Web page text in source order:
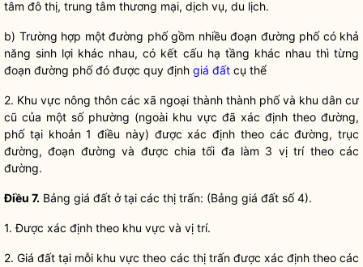
tâm đô thị, trung tâm thương mại, dịch vụ, du lịch.
b) Trường hợp một đường phố gồm nhiều đoạn đường phố có khả
năng sinh lợi khác nhau, có kết cấu hạ tầng khác nhau thì từng
đoạn đường phố đó được quy định giá đất cụ thể
2. Khu vực nông thôn các xã ngoại thành thành phố và khu dân cư
cũ của một số phường (ngoài khu vực đã xác định theo đường,
phố tại khoản 1 điều này) được xác định theo các đường, trục
đường, đoạn đường và được chia tối đa làm 3 vị trí theo các
đường.
Điều 7. Bảng giá đất ở tại các thị trấn: (Bảng giá đất số 4).
1. Được xác định theo khu vực và vị trí.
2.Giá đất tại mỗi khu vực theo các thị trấn được xác định theo các